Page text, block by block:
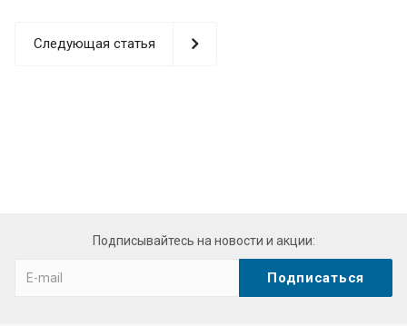
Следующая статья
Подписывайтесь на новости и акции: